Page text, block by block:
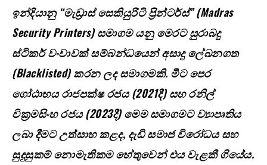
ඉන්දියානු “මැඩ්‍රාස් සෙකියුරිටි ප්‍රින්ටර්ස්” (Madras
Security Printers) සමාගම යනු මෙරට සුරාබදු
ස්ටිකර් වංචාවක් සම්බන්ධයෙන් අසාදු ලේඛනගත
(Blacklisted) කරන ලද සමාගමකි. මීට පෙර
ගෝඨාභය රාජපක්ෂ රජය (2021දී) සහ රනිල්
වික්‍රමසිංහ රජය (2023දී) මෙම සමාගමට ව්‍යාපෘතිය
ලබා දීමට උත්සාහ කළද, දැඩි සමාජ විරෝධය සහ
සුදුසුකම් නොමැතිකම හේතුවෙන් එය වැළකී ගියේය.